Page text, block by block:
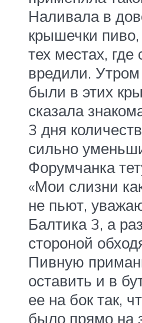
Наливала в
крышечки
тех местах,
вредили.
были в этих
сказала
3 дня
сильно
Форумчанка
«Мои слизни
не пьют,
Балтика 3, а
стороной
Пивную
оставить и в
ее на бок так,
было прямо на